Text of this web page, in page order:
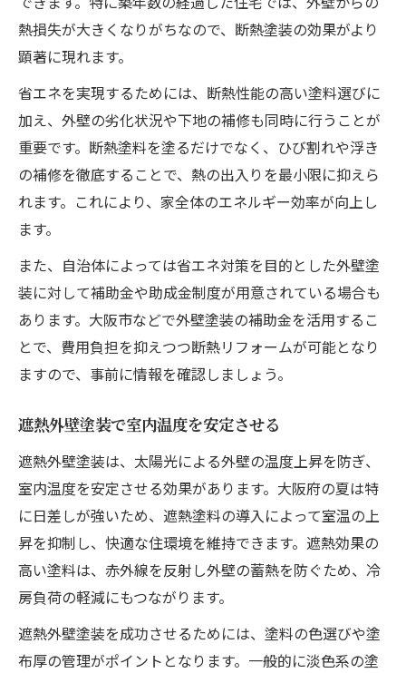
熱損失が大きくなりがちなので、断熱塗装の効果がより
顕著に現れます。
省エネを実現するためには、断熱性能の高い塗料選びに
加え、外壁の劣化状況や下地の補修も同時に行うことが
重要です。断熱塗料を塗るだけでなく、ひび割れや浮き
の補修を徹底することで、熱の出入りを最小限に抑えら
れます。これにより、家全体のエネルギー効率が向上し
ます。
また、自治体によっては省エネ対策を目的とした外壁塗
装に対して補助金や助成金制度が用意されている場合も
あります。大阪市などで外壁塗装の補助金を活用するこ
とで、費用負担を抑えつつ断熱リフォームが可能となり
ますので、事前に情報を確認しましょう。
遮熱外壁塗装で室内温度を安定させる
遮熱外壁塗装は、太陽光による外壁の温度上昇を防ぎ、
室内温度を安定させる効果があります。大阪府の夏は特
に日差しが強いため、遮熱塗料の導入によって室温の上
昇を抑制し、快適な住環境を維持できます。遮熱効果の
高い塗料は、赤外線を反射し外壁の蓄熱を防ぐため、冷
房負荷の軽減にもつながります。
遮熱外壁塗装を成功させるためには、塗料の色選びや塗
布厚の管理がポイントとなります。一般的に淡色系の塗